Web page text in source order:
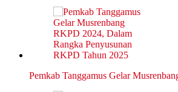
Pemkab Tanggamus Gelar